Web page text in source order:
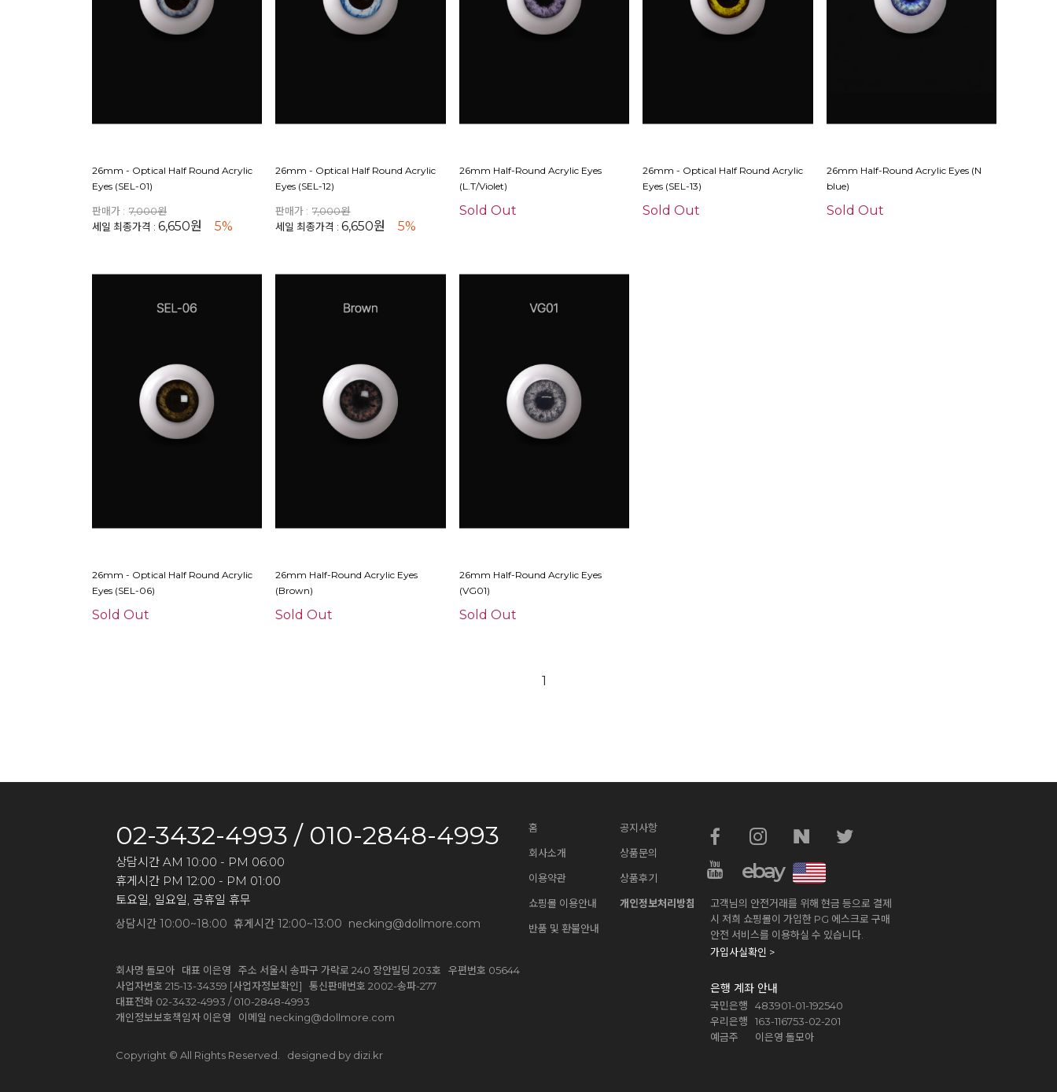
26mm - Optical Half Round Acrylic
Eyes (SEL-01)
판매가 : 7,000원
세일 최종가격 : 6,650원 5%
26mm - Optical Half Round Acrylic
Eyes (SEL-12)
판매가 : 7,000원
세일 최종가격 :6,650원 5%
26mm Half-Round Acrylic Eyes
(L.T/Violet)
Sold Out
26mm - Optical Half Round Acrylic
Eyes (SEL-13)
Sold Out
26mm Half-Round Acrylic Eyes (N
blue)
Sold Out
26mm - Optical Half Round Acrylic
Eyes (SEL-06)
Sold Out
26mm Half-Round Acrylic Eyes
(Brown)
Sold Out
26mm Half-Round Acrylic Eyes
(VG01)
Sold Out
1
02-3432-4993 / 010-2848-4993
상담시간 AM 10:00 - PM 06:00
휴게시간 PM 12:00 - PM 01:00
토요일, 일요일, 공휴일 휴무
상담시간 10:00~18:00 휴게시간 12:00~13:00 necking@dollmore.com
회사명 돌모아 대표 이은영 주소 서울시 송파구 가락로 240 장안빌딩 203호 우편번호 05644
사업자번호 215-13-34359 [사업자정보확인] 통신판매번호 2002-송파-277
대표전화 02-3432-4993 / 010-2848-4993
개인정보보호책임자 이은영 이메일 necking@dollmore.com
Copyright © All Rights Reserved. designed by dizi.kr
홈
회사소개
이용약관
쇼핑몰 이용안내
반품 및 환불안내
공지사항
상품문의
상품후기
개인정보처리방침
ebay
고객님의 안전거래를 위해 현금 등으로 결제
시 저희 쇼핑몰이 가입한 PG 에스크로 구매
안전 서비스를 이용하실 수 있습니다.
가입사실확인 >
은행 계좌 안내
국민은행 483901-01-192540
우리은행 163-116753-02-201
예금주 이은영 돌모아